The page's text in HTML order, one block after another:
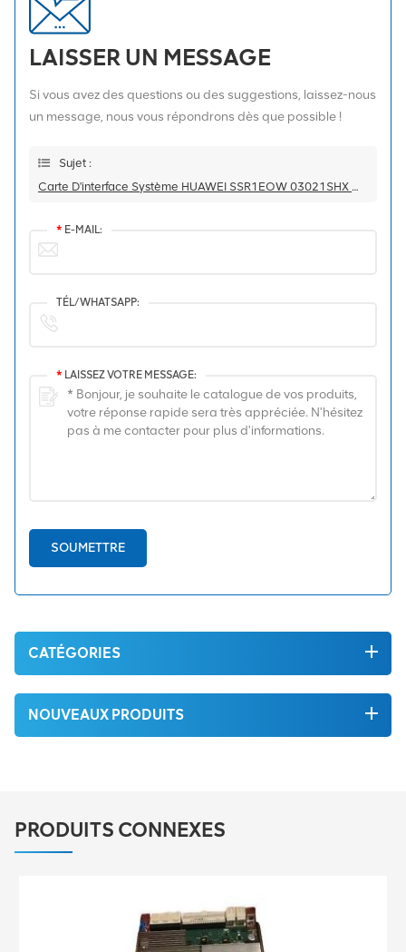
LAISSER UN MESSAGE
Si vous avez des questions ou des suggestions, laissez-nous
un message, nous vous répondrons dès que possible !
Sujet :
Carte D'interface Système HUAWEI SSR1EOW 03021SHX OSN1500B
* E-MAIL:
TÉL/WHATSAPP:
* LAISSEZ VOTRE MESSAGE:
SOUMETTRE
CATÉGORIES
NOUVEAUX PRODUITS
PRODUITS CONNEXES